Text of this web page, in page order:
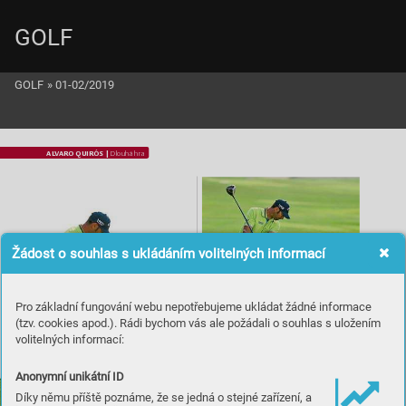
Žádost o souhlas s ukládáním volitelných informací
Pro základní fungování webu nepotřebujeme ukládat žádné informace
(tzv. cookies apod.). Rádi bychom vás ale požádali o souhlas s uložením
volitelných informací:
Anonymní unikátní ID
Díky němu příště poznáme, že se jedná o stejné zařízení, a
ALVARO QUIRÓS | Dlouhá hra
a spou ění
GOLF
GOLF » 01-02/2019